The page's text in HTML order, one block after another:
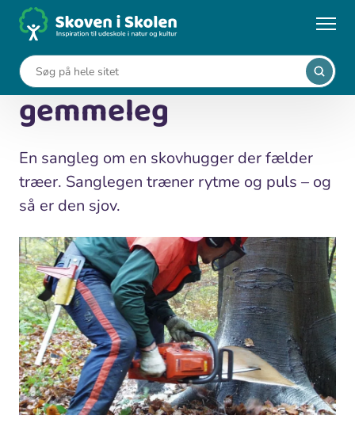
... Undervisningsforløb Skovhuggerbørnenes gemmeleg
Skovhuggerbørnenes
gemmeleg
En sangleg om en skovhugger der fælder
træer. Sanglegen træner rytme og puls – og
så er den sjov.